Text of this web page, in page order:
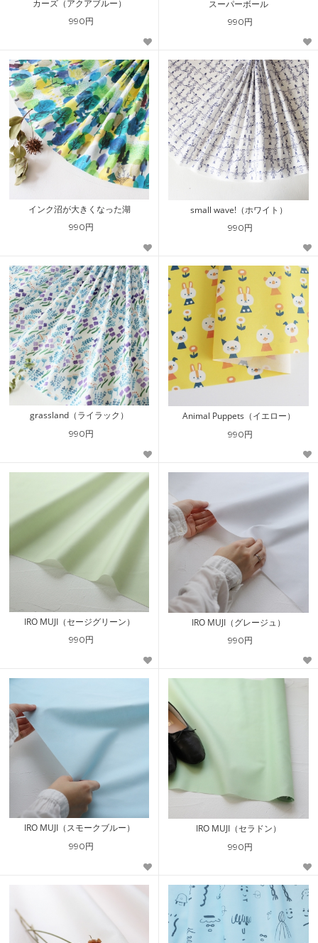
カーズ（アクアブルー）
990円
スーパーボール
990円
インク沼が大きくなった湖
990円
small wave!（ホワイト）
990円
grassland（ライラック）
990円
Animal Puppets（イエロー）
990円
IRO MUJI（セージグリーン）
990円
IRO MUJI（グレージュ）
990円
IRO MUJI（スモークブルー）
990円
IRO MUJI（セラドン）
990円